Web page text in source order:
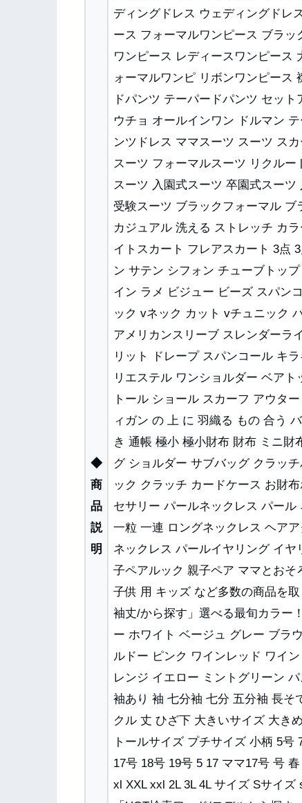
◆
商
品
説
明
ディングドレス ウェディングドレ
ース フォーマルワンピース ブラ
ワンピース レディースワンピース
ォーマルワンピ リボンワンピース
ドパンツ テーパードパンツ セッ
ウチョ オールインワン ドルマン
ンツドレス ママスーツ スーツ ス
スーツ フォーマルスーツ リクル
スーツ 入園式スーツ 卒園式スー
受験スーツ ブラックフォーマル
カジュアル 洗える ストレッチ カ
イトスカート フレアスカート 3点
ン サテン シフォン チューブトッ
イン ラメ ビジュー ビーズ スパン
ック vネック カット vチュニック
アメリカンスリーブ スレンダーラ
リット ドレープ スパンコール キ
リエステル ワンショルダー ベア
トール ショール スカーフ アウタ
ィガン の 上 に 羽織る もの 合う
き 通帳 極小 極小財布 財布 ミニ財
グ ショルダー サブバッグ クラッ
ック クラッチ カードケース お財
セサリー パールネックレス パー
一粒 一連 ロングネックレス ヘア
ネックレス パールイヤリング イ
子ペアルック 親子ペア ママとお
子供 用 キッズ など多数の商品を
袖丈/から探す」選べる最旬カラー
ー ホワイト ベージュ グレー ブラ
ルドー ピンク ワインレッド ワイ
レンジ イエロー ミントグリーン
袖あり 袖 七分袖 七分 五分袖 長そ
クル 丈 ひざ下 大きいサイズ 大き
トールサイズ プチサイズ 小柄 5
17号 18号 19号 5 17 ママ17号 号
xl XXL xxl 2L 3L 4L サイズ Sサイ